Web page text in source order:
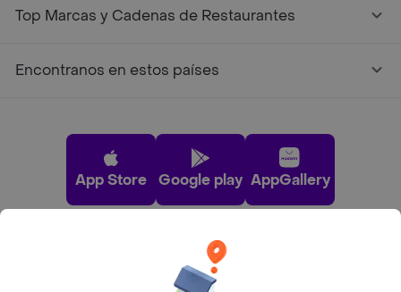
Top Marcas y Cadenas de Restaurantes
Encontranos en estos países
App Store Google play AppGallery
Pide tu comida favorita cerca de ti